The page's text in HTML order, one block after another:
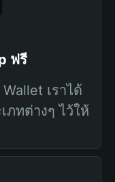
ฟรี
เราได้
ภทต่างๆ ไว้ให้